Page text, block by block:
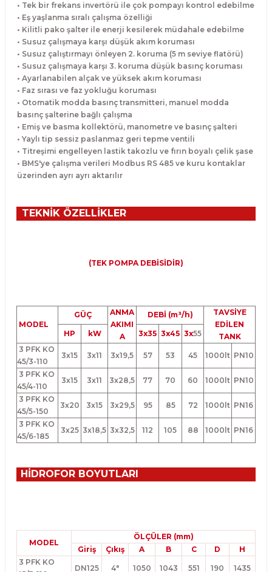
• Tek bir frekans invertörü ile çok pompayı kontrol edebilme
• Eş yaşlanma sıralı çalışma özelliği
• Kilitli pako şalter ile enerji kesilerek müdahale edebilme
• Susuz çalışmaya karşı düşük akım koruması
• Susuz çalıştırmayı önleyen 2. koruma (5 m seviye flatörü)
• Susuz çalışmaya karşı 3. koruma düşük basınç koruması
• Ayarlanabilen alçak ve yüksek akım koruması
• Faz sırası ve faz yokluğu koruması
• Otomatik modda basınç transmitteri, manuel modda
basınç şalterine bağlı çalışma
• Emiş ve basma kollektörü, manometre ve basınç şalteri
• Yaylı tip sessiz paslanmaz geri tepme ventili
• Titreşimi engelleyen lastik takozlu ve fırın boyalı çelik şase
• BMS'ye çalışma verileri Modbus RS 485 ve kuru kontaklar
üzerinden ayrı ayrı aktarılır
TEKNİK ÖZELLİKLER
(TEK POMPA DEBİSİDİR)
MODEL
GÜÇ
ANMA
AKIMI
A
DEBİ (m³/h)
TAVSİYE
EDİLEN
TANK
HP kW 3x35 3x45 3x55
3 PFK KO
45/3-110
3x15 3x11 3x19,5 57 53 45 1000lt PN10
3 PFK KO
45/4-110
3x15 3x11 3x28,5 77 70 60 1000lt PN10
3 PFK KO
45/5-150
3x20 3x15 3x29,5 95 85 72 1000lt PN16
3 PFK KO
45/6-185
3x25 3x18,5 3x32,5 112 105 88 1000lt PN16
HİDROFOR BOYUTLARI
MODEL
ÖLÇÜLER (mm)
Giriş
Çıkış A B C D
H
3 PFK KO
DN125 4" 1050 1043 551 190 1435